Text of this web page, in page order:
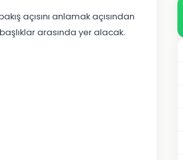
açısını anlamak açısından
arasında yer alacak.